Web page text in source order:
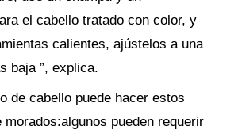
el cabello tratado con color, y
calientes, ajústelos a una
baja ”, explica.
de cabello puede hacer estos
morados:algunos pueden requerir